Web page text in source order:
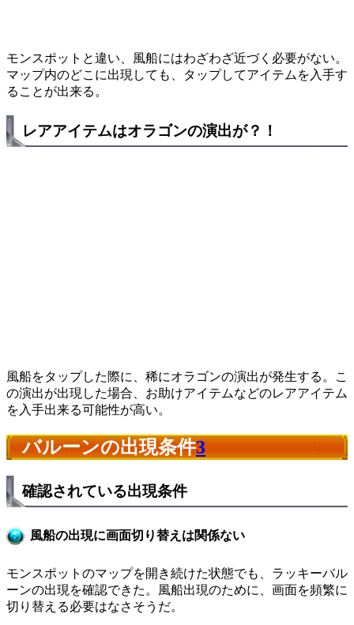
モンスポットと違い、風船にはわざわざ近づく必要がない。
マップ内のどこに出現しても、タップしてアイテムを入手す
ることが出来る。
レアアイテムはオラゴンの演出が？！
風船をタップした際に、稀にオラゴンの演出が発生する。こ
の演出が出現した場合、お助けアイテムなどのレアアイテム
を入手出来る可能性が高い。
バルーンの出現条件3
確認されている出現条件
風船の出現に画面切り替えは関係ない
モンスポットのマップを開き続けた状態でも、ラッキーバル
ーンの出現を確認できた。風船出現のために、画面を頻繁に
切り替える必要はなさそうだ。